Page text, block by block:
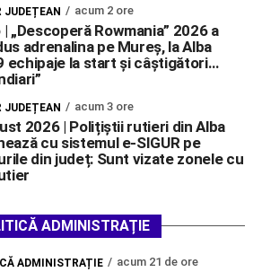
JUDEȚEAN acum 2 ore
„Descoperă Rowmania” 2026 a
adrenalina pe Mureș, la Alba
echipaje la start și câștigători…
JUDEȚEAN acum 3 ore
2026 | Polițiștii rutieri din Alba
cu sistemul e-SIGUR pe
din județ: Sunt vizate zonele cu
ADMINISTRAȚIE
ADMINISTRAȚIE acum 21 de ore